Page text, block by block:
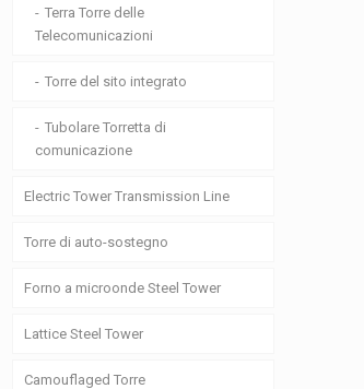
Terra Torre delle
Telecomunicazioni
Torre del sito integrato
Tubolare Torretta di
comunicazione
Electric Tower Transmission Line
Torre di auto-sostegno
Forno a microonde Steel Tower
Lattice Steel Tower
Camouflaged Torre